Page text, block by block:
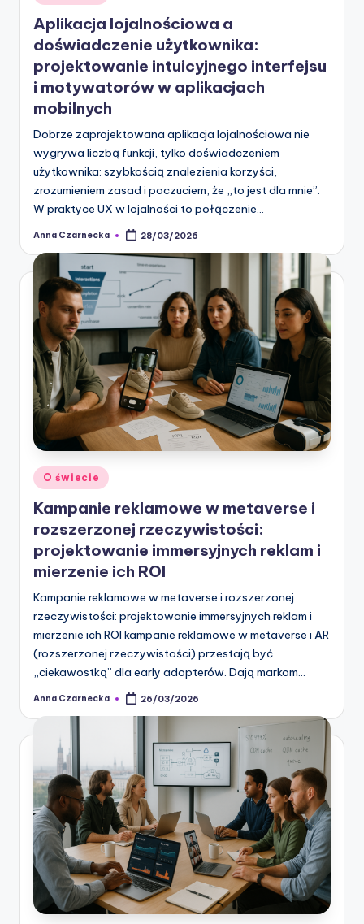
in
Aplikacja lojalnościowa a
doświadczenie użytkownika:
projektowanie intuicyjnego interfejsu
i motywatorów w aplikacjach
mobilnych
Dobrze zaprojektowana aplikacja lojalnościowa nie
wygrywa liczbą funkcji, tylko doświadczeniem
użytkownika: szybkością znalezienia korzyści,
zrozumieniem zasad i poczuciem, że „to jest dla mnie”.
W praktyce UX w lojalności to połączenie…
Posted
Anna Czarnecka 28/03/2026
Posted
in
O świecie
Kampanie reklamowe w metaverse i
rozszerzonej rzeczywistości:
projektowanie immersyjnych reklam i
mierzenie ich ROI
Kampanie reklamowe w metaverse i rozszerzonej
rzeczywistości: projektowanie immersyjnych reklam i
mierzenie ich ROI kampanie reklamowe w metaverse i AR
(rozszerzonej rzeczywistości) przestają być
„ciekawostką” dla early adopterów. Dają markom…
Posted
Anna Czarnecka 26/03/2026